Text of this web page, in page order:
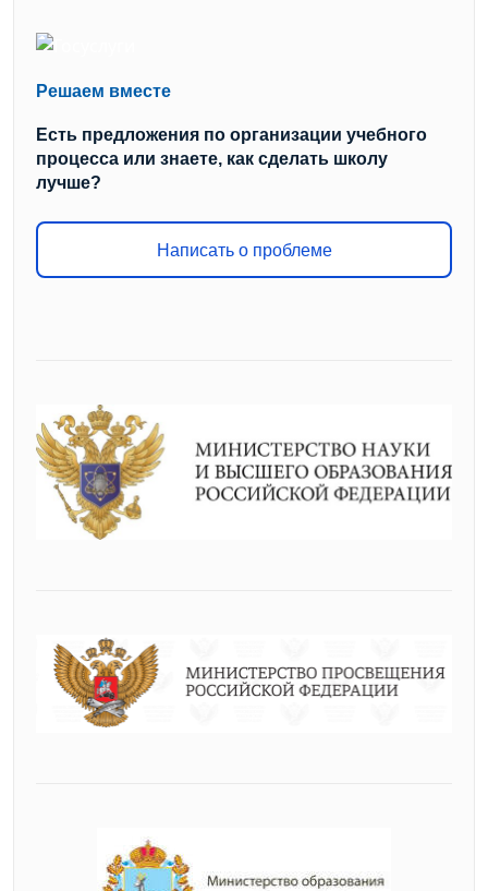
Решаем вместе
Есть предложения по организации учебного
процесса или знаете, как сделать школу
лучше?
Написать о проблеме